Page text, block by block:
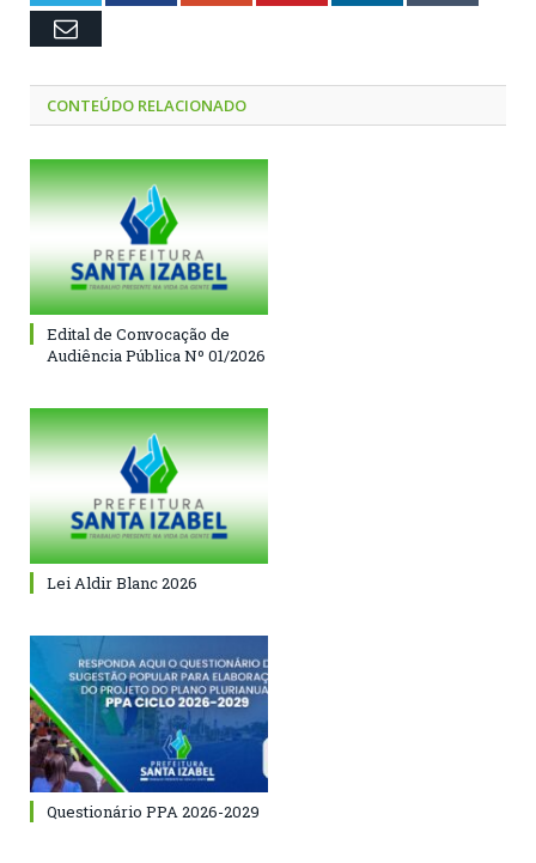
Email
CONTEÚDO RELACIONADO
Edital de Convocação de
Audiência Pública Nº 01/2026
Lei Aldir Blanc 2026
Questionário PPA 2026-2029